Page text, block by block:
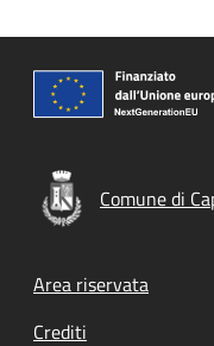
Comune di
Footer menu
Area riservata
Crediti